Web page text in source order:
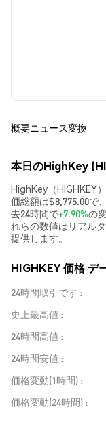
概要ニュース変換
本日のHighKey
HighKey（HIGHKEY
価総額は$8,775.00で
去24時間で+7.90%の
れらの数値はリアル
提供します。
HIGHKEY 価格 デ
24時間取引です
史上最高値
24時間高値
24時間安値
価格変動(1時間)
価格変動(24時間)